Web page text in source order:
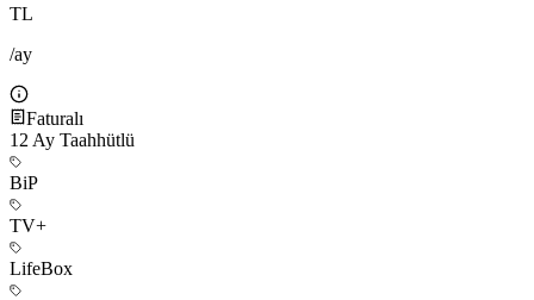
TL
/ay
Faturalı
12 Ay Taahhütlü
BiP
TV+
LifeBox